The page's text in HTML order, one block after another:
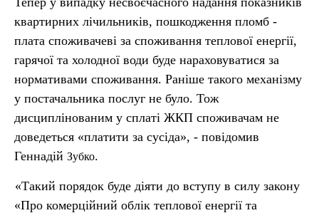
квартирних лічильників, пошкодження пломб -
плата споживачеві за споживання теплової енергії,
гарячої та холодної води буде нараховуватися за
нормативами споживання. Раніше такого механізму
у постачальника послуг не було. Тож
дисциплінованим у сплаті ЖКП споживачам не
доведеться «платити за сусіда», - повідомив
Геннадій Зубко.
«Такий порядок буде діяти до вступу в силу закону
«Про комерційний облік теплової енергії та